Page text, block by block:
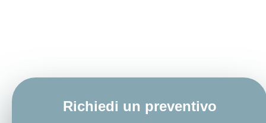
Richiedi un preventivo